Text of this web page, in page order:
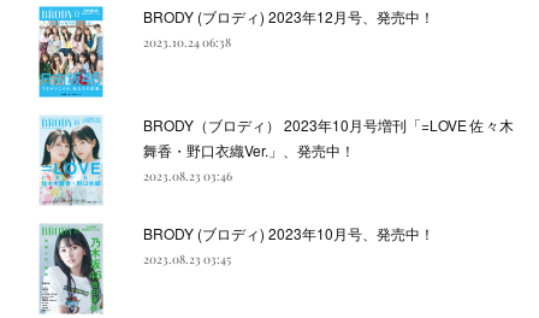
BRODY (ブロディ) 2023年12月号、発売中！
2023.10.24 06:38
BRODY（ブロディ） 2023年10月号増刊「=LOVE 佐々木
舞香・野口衣織Ver.」、発売中！
2023.08.23 03:46
BRODY (ブロディ) 2023年10月号、発売中！
2023.08.23 03:45